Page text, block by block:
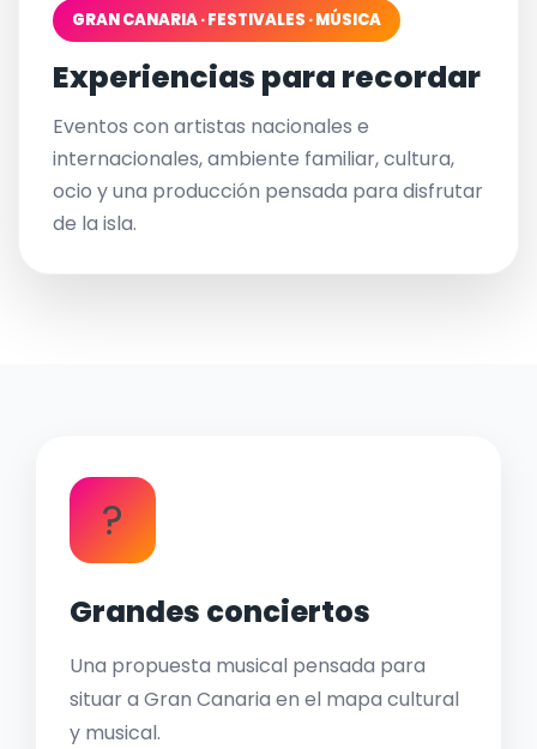
GRAN CANARIA · FESTIVALES · MÚSICA
Experiencias para recordar
Eventos con artistas nacionales e
internacionales, ambiente familiar, cultura,
ocio y una producción pensada para disfrutar
de la isla.
?
Grandes conciertos
Una propuesta musical pensada para
situar a Gran Canaria en el mapa cultural
y musical.